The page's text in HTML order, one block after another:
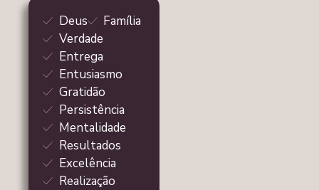
Deus
Família
Verdade
Entrega
Entusiasmo
Gratidão
Persistência
Mentalidade
Resultados
Excelência
Realização